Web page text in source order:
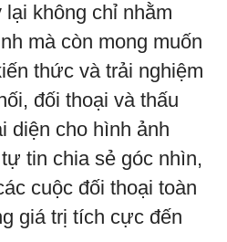
lại không chỉ nhằm
mà còn mong muốn
thức và trải nghiệm
đối thoại và thấu
diện cho hình ảnh
tin chia sẻ góc nhìn,
cuộc đối thoại toàn
giá trị tích cực đến